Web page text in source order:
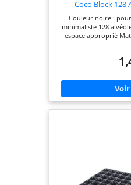
Coco Block 128
Couleur noire :
minimaliste 128
espace approprié
au sol : pour un accès